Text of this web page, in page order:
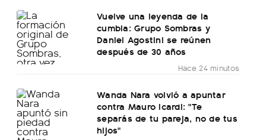
Vuelve una leyenda de la
cumbia: Grupo Sombras y
Daniel Agostini se reúnen
después de 30 años
Hace 24 minutos
Wanda Nara volvió a apuntar
contra Mauro Icardi: "Te
separás de tu pareja, no de tus
hijos"